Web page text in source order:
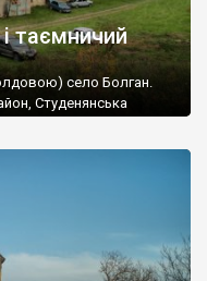
таємничий
село Болган.
Студенянська
Всі епітафії, які
– цвинтар
У 1924-1940